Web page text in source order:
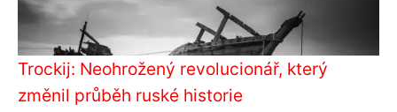
Trockij: Neohrožený revolucionář, který
změnil průběh ruské historie